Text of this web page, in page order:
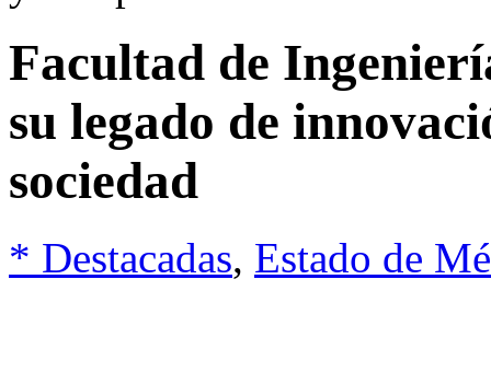
Facultad de
su legado de
sociedad
* Destacadas, Estado de